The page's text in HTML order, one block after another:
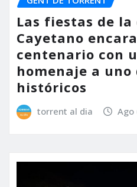
Las fiestas de la
Cayetano
centenario con
homenaje a uno
históricos
torrent al dia Ago